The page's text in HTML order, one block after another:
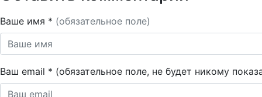
Ваше имя * (обязательное поле)
Ваш email * (обязательное поле, не будет никому